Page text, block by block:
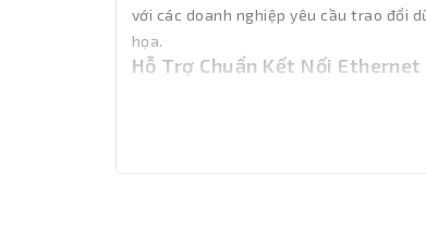
với các doanh nghiệp yêu cầu trao đổi
họa.
Hỗ Trợ Chuẩn Kết Nối
các chuẩn quang như 802.3z và